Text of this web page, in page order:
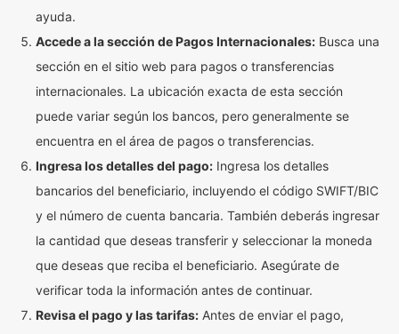
ayuda.
Accede a la sección de Pagos Internacionales: Busca una
sección en el sitio web para pagos o transferencias
internacionales. La ubicación exacta de esta sección
puede variar según los bancos, pero generalmente se
encuentra en el área de pagos o transferencias.
Ingresa los detalles del pago: Ingresa los detalles
bancarios del beneficiario, incluyendo el código SWIFT/BIC
y el número de cuenta bancaria. También deberás ingresar
la cantidad que deseas transferir y seleccionar la moneda
que deseas que reciba el beneficiario. Asegúrate de
verificar toda la información antes de continuar.
Revisa el pago y las tarifas: Antes de enviar el pago,